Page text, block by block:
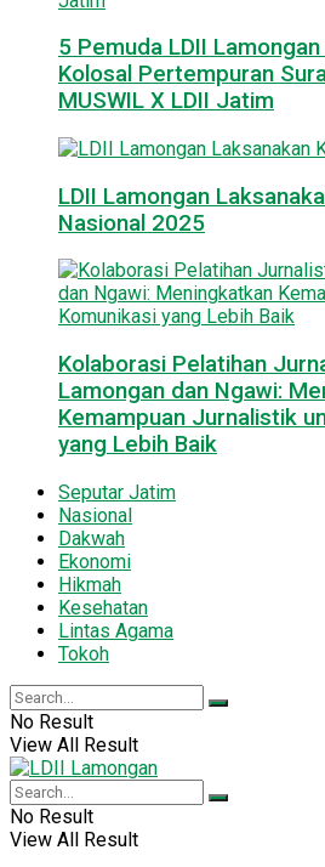
5 Pemuda LDII
Kolosal Pertempuran
MUSWIL X LDII Jatim
LDII Lamongan
Nasional 2025
Kolaborasi Pelatihan
Lamongan dan Ngawi:
Kemampuan Jurnalistik
yang Lebih Baik
Seputar Jatim
Nasional
Dakwah
Ekonomi
Hikmah
Kesehatan
Lintas Agama
Tokoh
No Result
View All Result
No Result
View All Result